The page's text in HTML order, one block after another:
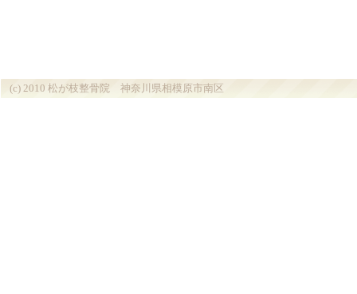
(c) 2010 松が枝整骨院 神奈川県相模原市南区